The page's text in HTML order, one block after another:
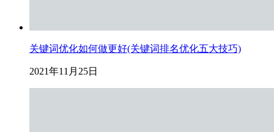
关键词优化如何做更好(关键词排名优化五大技巧)
2021年11月25日